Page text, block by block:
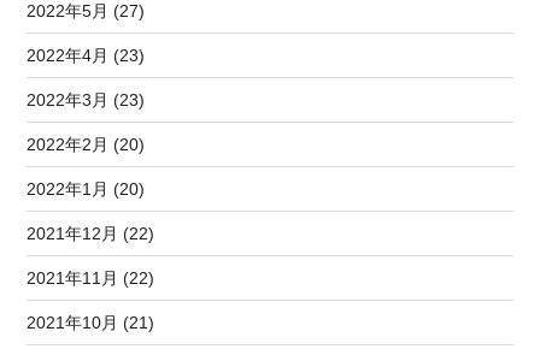
2022年5月 (27)
2022年4月 (23)
2022年3月 (23)
2022年2月 (20)
2022年1月 (20)
2021年12月 (22)
2021年11月 (22)
2021年10月 (21)